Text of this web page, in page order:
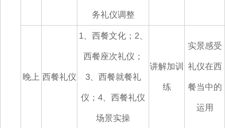
务礼仪调整
晚上 西餐礼仪
1、西餐文化；2、
西餐座次礼仪；
3、西餐就餐礼
仪；4、西餐礼仪
场景实操
讲解加训
练
实景感受
礼仪在西
餐当中的
运用